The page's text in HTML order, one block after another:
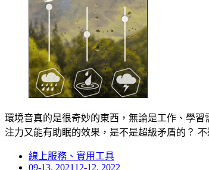
環境音真的是很奇妙的東西，無論是工作、學
注力又能有助眠的效果，是不是超級矛盾的？
線上服務、實用工具
Posted
09-13, 2021 12-12, 2022